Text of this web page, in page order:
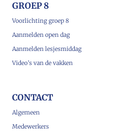
GROEP 8
Voorlichting groep 8
Aanmelden open dag
Aanmelden lesjesmiddag
Video’s van de vakken
CONTACT
Algemeen
Medewerkers